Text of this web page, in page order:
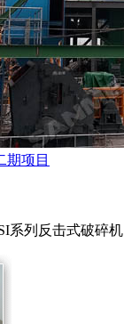
期项目
系列反击式破碎机